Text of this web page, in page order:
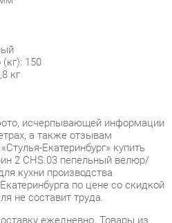
150
исчерпывающей информации
а также отзывам
Екатеринбург» купить
2 CHS.03 пепельный велюр/
кухни производства
по цене со скидкой
не составит труда.
ежедневно. Товары из
в Екатеринбурге вы
с момента оформления
заказать подъём на этаж